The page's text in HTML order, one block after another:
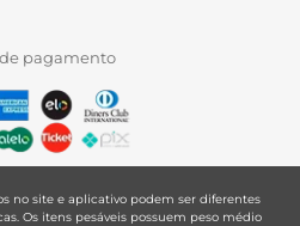
pagamento
no site e aplicativo podem ser diferentes
Os itens pesáveis possuem peso médio